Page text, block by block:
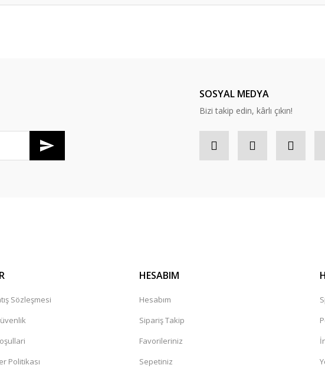
SOSYAL MEDYA
Bizi takip edin, kârlı çıkın!
Sözleşmesi
Politikası
HESABIM
Hesabım
Sipariş Takip
Favorileriniz
Sepetiniz